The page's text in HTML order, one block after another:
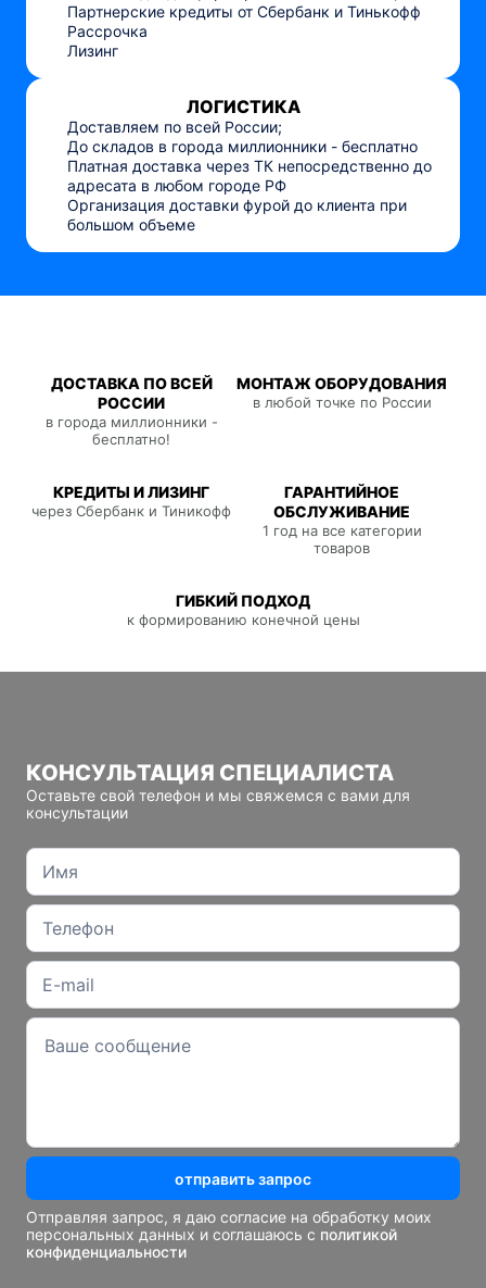
Партнерские кредиты от Сбербанк и Тинькофф
Рассрочка
Лизинг
ЛОГИСТИКА
Доставляем по всей России;
До складов в города миллионники - бесплатно
Платная доставка через ТК непосредственно до
адресата в любом городе РФ
Организация доставки фурой до клиента при
большом объеме
ДОСТАВКА ПО ВСЕЙ
РОССИИ
в города миллионники -
бесплатно!
МОНТАЖ ОБОРУДОВАНИЯ
в любой точке по России
КРЕДИТЫ И ЛИЗИНГ
через Сбербанк и Тиникофф
ГАРАНТИЙНОЕ
ОБСЛУЖИВАНИЕ
1 год на все категории
товаров
ГИБКИЙ ПОДХОД
к формированию конечной цены
КОНСУЛЬТАЦИЯ СПЕЦИАЛИСТА
Оставьте свой телефон и мы свяжемся с вами для
консультации
отправить запрос
Отправляя запрос, я даю согласие на обработку моих
персональных данных и соглашаюсь с политикой
конфиденциальности